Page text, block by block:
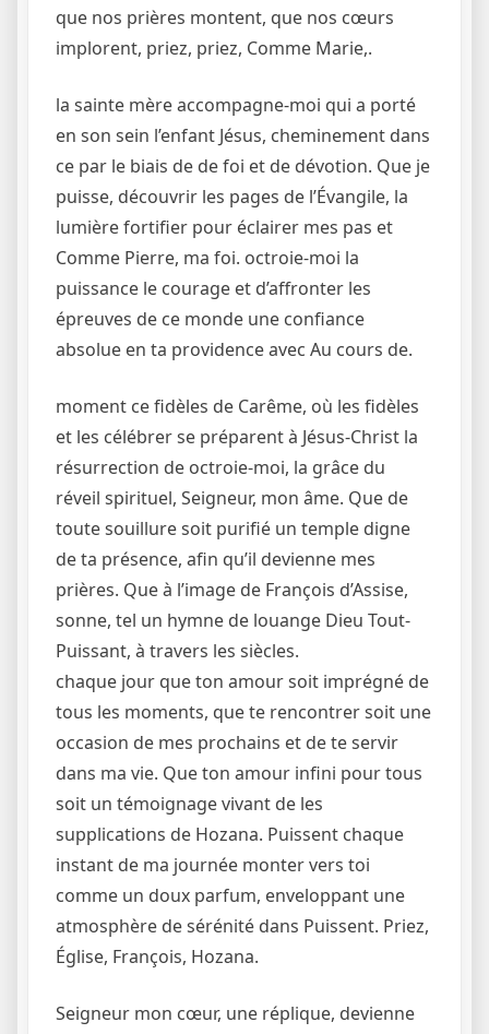
que nos prières montent, que nos cœurs
implorent, priez, priez, Comme Marie,.
la sainte mère accompagne-moi qui a porté
en son sein l’enfant Jésus, cheminement dans
ce par le biais de de foi et de dévotion. Que je
puisse, découvrir les pages de l’Évangile, la
lumière fortifier pour éclairer mes pas et
Comme Pierre, ma foi. octroie-moi la
puissance le courage et d’affronter les
épreuves de ce monde une confiance
absolue en ta providence avec Au cours de.
moment ce fidèles de Carême, où les fidèles
et les célébrer se préparent à Jésus-Christ la
résurrection de octroie-moi, la grâce du
réveil spirituel, Seigneur, mon âme. Que de
toute souillure soit purifié un temple digne
de ta présence, afin qu’il devienne mes
prières. Que à l’image de François d’Assise,
sonne, tel un hymne de louange Dieu Tout-
Puissant, à travers les siècles.
chaque jour que ton amour soit imprégné de
tous les moments, que te rencontrer soit une
occasion de mes prochains et de te servir
dans ma vie. Que ton amour infini pour tous
soit un témoignage vivant de les
supplications de Hozana. Puissent chaque
instant de ma journée monter vers toi
comme un doux parfum, enveloppant une
atmosphère de sérénité dans Puissent. Priez,
Église, François, Hozana.
Seigneur mon cœur, une réplique, devienne